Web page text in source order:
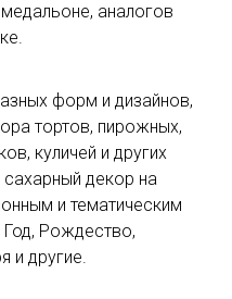
аналогов
форм и дизайнов,
тортов, пирожных,
куличей и других
декор на
и тематическим
Рождество,
и другие.